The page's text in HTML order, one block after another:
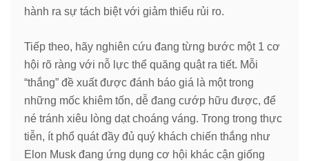
hành ra sự tách biệt với giảm thiểu rủi ro.
Tiếp theo, hãy nghiên cứu đang từng bước một 1 cơ
hội rõ ràng với nỗ lực thể quăng quật ra tiết. Mỗi
“thắng” đề xuất được đánh báo giá là một trong
những mốc khiêm tốn, dễ đang cướp hữu được, để
né tránh xiêu lòng dạt choáng váng. Trong trong thực
tiễn, ít phổ quát đầy đủ quý khách chiến thắng như
Elon Musk đang ứng dụng cơ hội khác cận giống